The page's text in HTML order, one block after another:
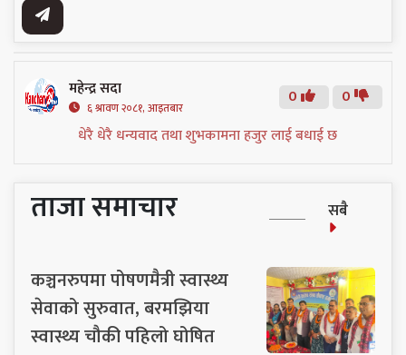
महेन्द्र सदा
६ श्रावण २०८१, आइतबार 0
0
धेरै धेरै धन्यवाद तथा शुभकामना हजुर लाई बधाई छ
ताजा समाचार सबै
कञ्चनरुपमा पोषणमैत्री स्वास्थ्य
सेवाको सुरुवात, बरमझिया
स्वास्थ्य चौकी पहिलो घोषित